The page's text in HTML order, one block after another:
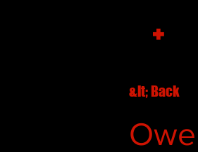
+
&lt; Back